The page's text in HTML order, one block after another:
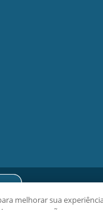
melhorar sua